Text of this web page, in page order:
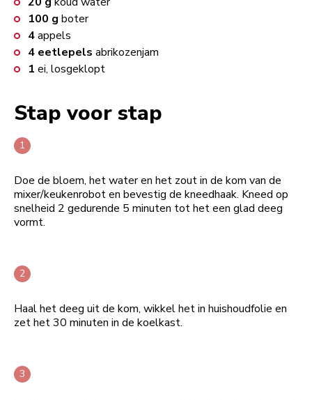
100 g boter
4appels
4 eetlepels abrikozenjam
1 ei, losgeklopt
Stap voor stap
Doe de bloem, het water en het zout in de kom van de
mixer/keukenrobot en bevestig de kneedhaak. Kneed op
snelheid 2 gedurende 5 minuten tot het een glad deeg
vormt.
Haal het deeg uit de kom, wikkel het in huishoudfolie en
zet het 30 minuten in de koelkast.